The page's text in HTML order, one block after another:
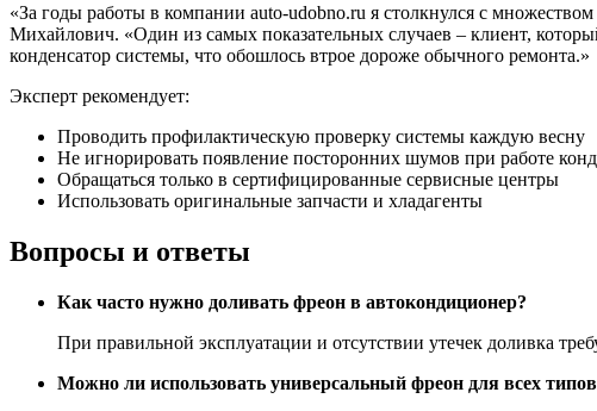
«За годы работы в компании auto-udobno.ru я столкнулся с
Михайлович. «Один из самых показательных случаев – клиент,
конденсатор системы, что обошлось втрое дороже обычного ремонта.»
Эксперт рекомендует:
Проводить профилактическую проверку системы каждую весну
Не игнорировать появление посторонних шумов при работе
Обращаться только в сертифицированные сервисные центры
Использовать оригинальные запчасти и хладагенты
Вопросы и ответы
Как часто нужно доливать фреон в автокондиционер?
При правильной эксплуатации и отсутствии утечек доливка
Можно ли использовать универсальный фреон для всех